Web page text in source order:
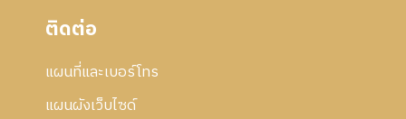
ติดต่อ
แผนที่และเบอร์โทร
แผนผังเว็บไซด์